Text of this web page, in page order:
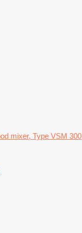
mixer, Type VSM 300